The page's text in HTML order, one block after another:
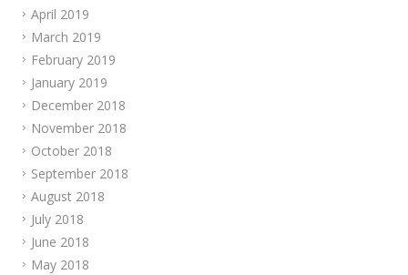
April 2019
March 2019
February 2019
January 2019
December 2018
November 2018
October 2018
September 2018
August 2018
July 2018
June 2018
May 2018